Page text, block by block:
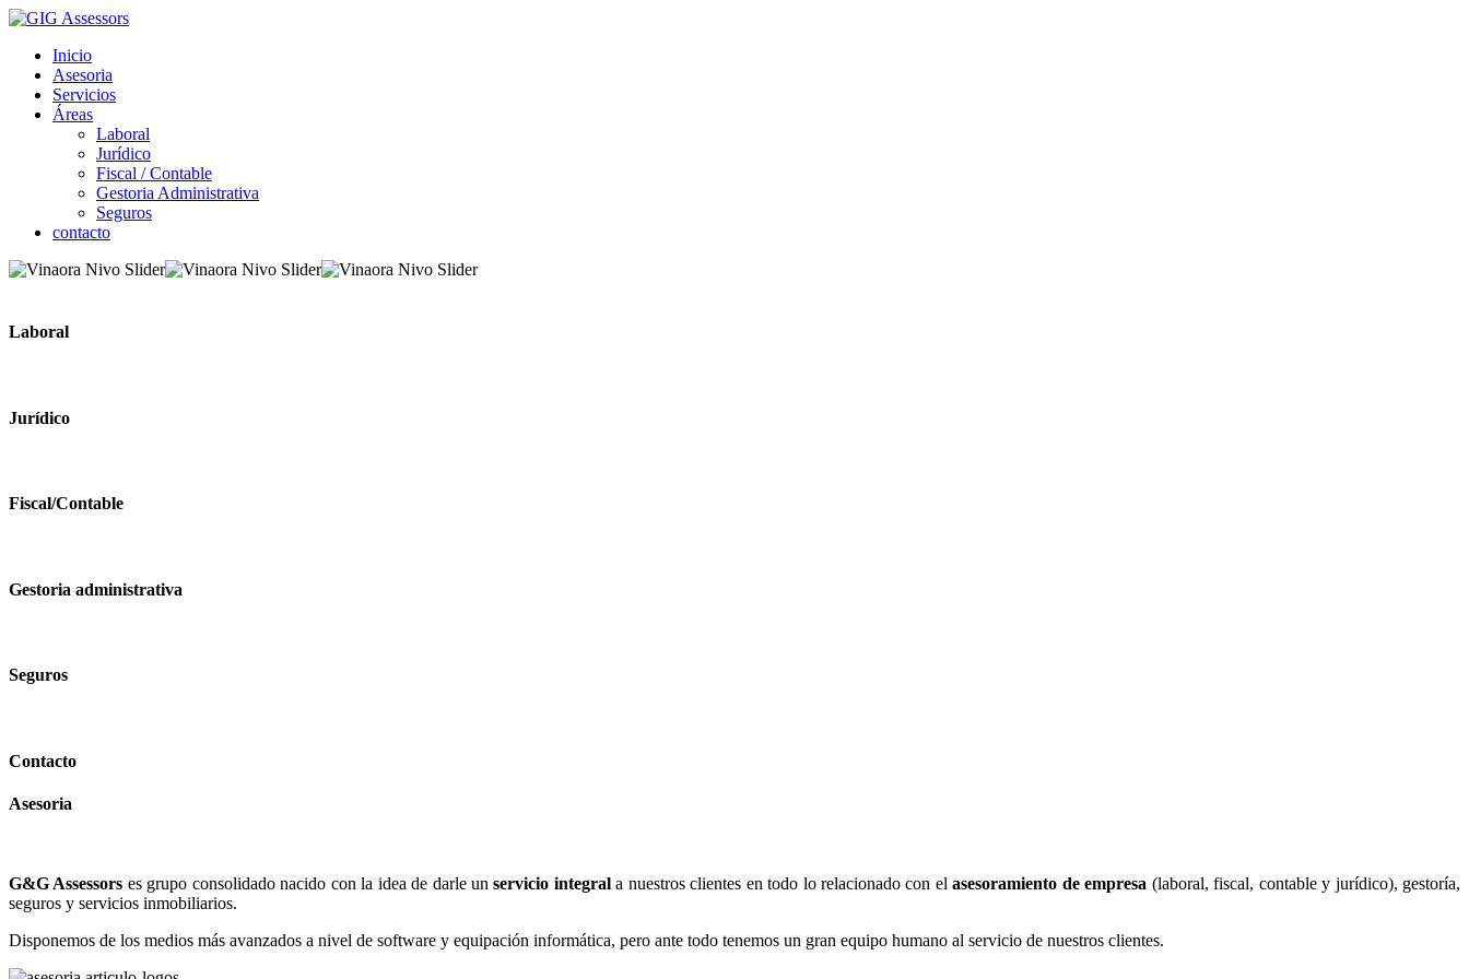
Inicio
Asesoria
Servicios
Áreas
Laboral
Jurídico
Fiscal / Contable
Gestoria Administrativa
Seguros
contacto
Laboral
Jurídico
Fiscal/Contable
Gestoria administrativa
Seguros
Contacto
Asesoria
G&G Assessors es grupo consolidado nacido con la idea de darle unservicio integrala nuestros clientes en todo lo relacionado con elasesoramiento de empresa (laboral, fiscal, contable y jurídico), gestoría,
seguros y servicios inmobiliarios.
Disponemos de los medios más avanzados a nivel de software y equipación informática, pero ante todo tenemos un gran equipo humano al servicio de nuestros clientes.